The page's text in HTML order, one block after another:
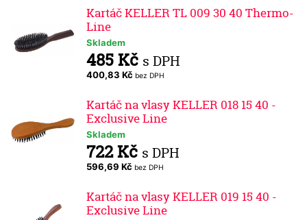
Kartáč KELLER TL 009 30 40 Thermo-
Line
Skladem
485 Kč s DPH
400,83 Kč bez DPH
Kartáč na vlasy KELLER 018 15 40 -
Exclusive Line
Skladem
722 Kč s DPH
596,69 Kč bez DPH
Kartáč na vlasy KELLER 019 15 40 -
Exclusive Line